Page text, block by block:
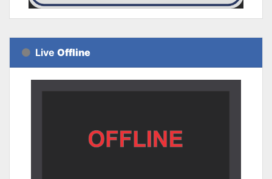
Live Offline